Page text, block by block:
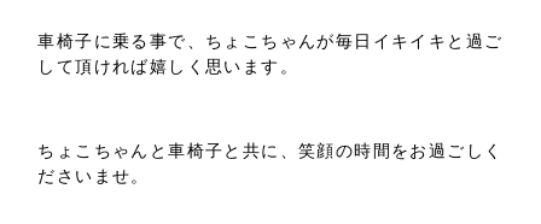
車椅子に乗る事で、ちょこちゃんが毎日イキイキと過ご
して頂ければ嬉しく思います。
ちょこちゃんと車椅子と共に、笑顔の時間をお過ごしく
ださいませ。